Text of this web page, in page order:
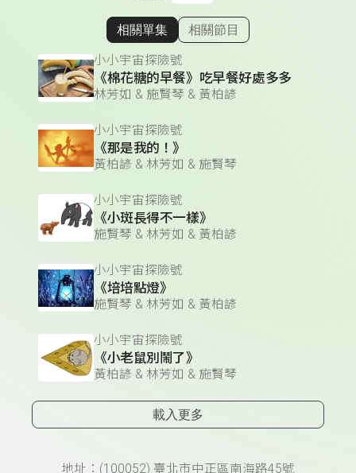
顯示相關單集
相關單集 相關節目
小小宇宙探險號
《棉花糖的早餐》吃早餐好處多多
林芳如 & 施賢琴 & 黃柏諺
小小宇宙探險號
《那是我的！》
黃柏諺 & 林芳如 & 施賢琴
小小宇宙探險號
《小斑長得不一樣》
施賢琴 & 林芳如 & 黃柏諺
小小宇宙探險號
《培培點燈》
施賢琴 & 林芳如 & 黃柏諺
小小宇宙探險號
《小老鼠別鬧了》
黃柏諺 & 林芳如 & 施賢琴
載入更多
地址：(100052) 臺北市中正區南海路45號